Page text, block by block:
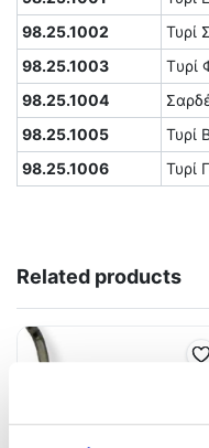
98.25.1002
Τυρί
98.25.1003
Tυρί
98.25.1004
98.25.1005
Τυρί
98.25.1006
Τυρί
Related products